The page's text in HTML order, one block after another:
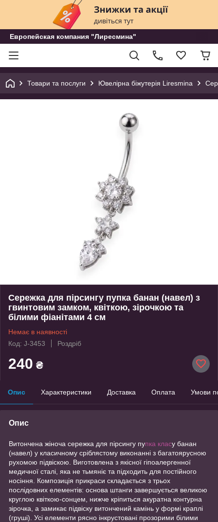
Европейская компания "Лиресмина"
Товари та послуги Ювелірна біжутерія Liresmina
Сережка для пірсингу пупка банан (навел) з
гвинтовим замком, квіткою, зірочкою та
білими фіанітами 4 см
Немає в наявності
Код: J-3453
Роздріб
240 ₴
Опис Характеристики Доставка Оплата Умови
Опис
Витончена жіноча сережка для пірсингу пупка класу банан
(навел) у класичному сріблястому виконанні з багатоярусною
рухомою підвіскою. Виготовлена з якісної гіпоалергенної
медичної сталі, яка не тьмяніє та підходить для постійного
носіння. Композиція прикраси складається з трьох
послідовних елементів: основа штанги завершується великою
круглою квіткою-сонцем, нижче кріпиться акуратна контурна
зірочка, а замикає підвіску витончений камінь у формі краплі
(груші). Усі елементи рясно інкрустовані прозорими білими